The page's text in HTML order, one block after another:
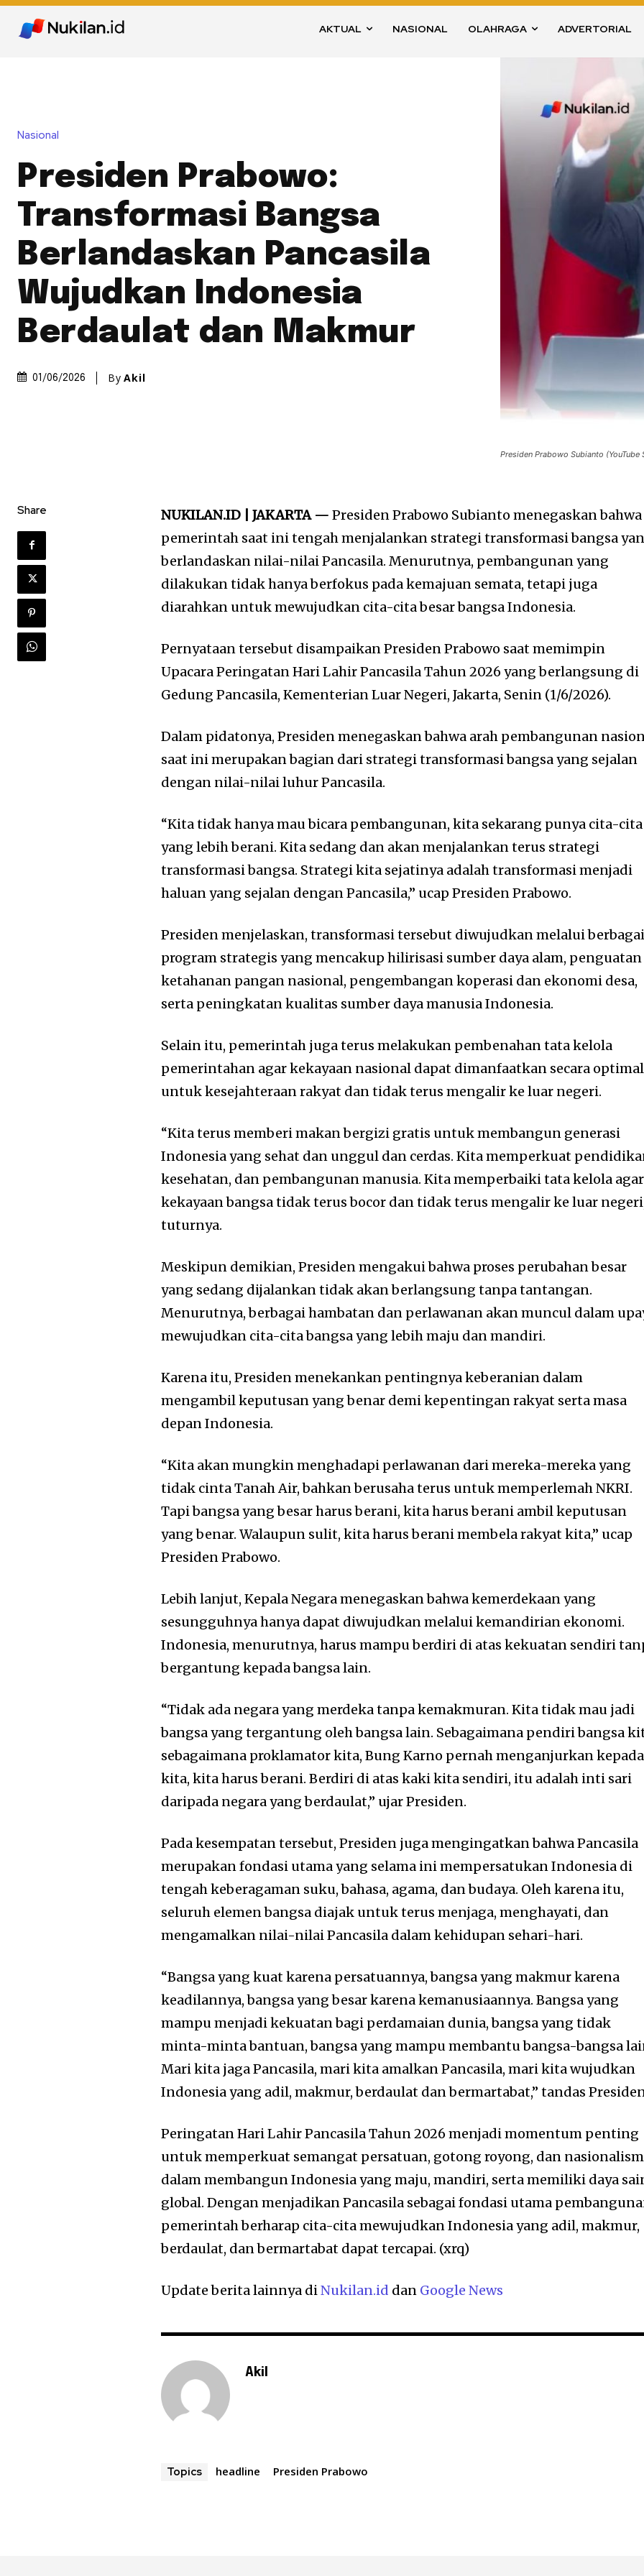
AKTUAL NASIONAL OLAHRAGA ADVERTORIAL
Nasional
Presiden Prabowo:
Transformasi Bangsa
Berlandaskan Pancasila
Wujudkan Indonesia
Berdaulat dan Makmur
01/06/2026 By Akil
Presiden Prabowo Subianto (YouTube
Share NUKILAN.ID | JAKARTA — Presiden Prabowo Subianto menegaskan bahwa
pemerintah saat ini tengah menjalankan strategi transformasi bangsa
berlandaskan nilai-nilai Pancasila. Menurutnya, pembangunan yang
dilakukan tidak hanya berfokus pada kemajuan semata, tetapi juga
diarahkan untuk mewujudkan cita-cita besar bangsa Indonesia.
Pernyataan tersebut disampaikan Presiden Prabowo saat memimpin
Upacara Peringatan Hari Lahir Pancasila Tahun 2026 yang berlangsung di
Gedung Pancasila, Kementerian Luar Negeri, Jakarta, Senin (1/6/2026).
Dalam pidatonya, Presiden menegaskan bahwa arah pembangunan
saat ini merupakan bagian dari strategi transformasi bangsa yang sejalan
dengan nilai-nilai luhur Pancasila.
“Kita tidak hanya mau bicara pembangunan, kita sekarang punya cita-cita
yang lebih berani. Kita sedang dan akan menjalankan terus strategi
transformasi bangsa. Strategi kita sejatinya adalah transformasi menjadi
haluan yang sejalan dengan Pancasila,” ucap Presiden Prabowo.
Presiden menjelaskan, transformasi tersebut diwujudkan melalui
program strategis yang mencakup hilirisasi sumber daya alam, penguatan
ketahanan pangan nasional, pengembangan koperasi dan ekonomi desa,
serta peningkatan kualitas sumber daya manusia Indonesia.
Selain itu, pemerintah juga terus melakukan pembenahan tata kelola
pemerintahan agar kekayaan nasional dapat dimanfaatkan secara optimal
untuk kesejahteraan rakyat dan tidak terus mengalir ke luar negeri.
“Kita terus memberi makan bergizi gratis untuk membangun generasi
Indonesia yang sehat dan unggul dan cerdas. Kita memperkuat
kesehatan, dan pembangunan manusia. Kita memperbaiki tata kelola agar
kekayaan bangsa tidak terus bocor dan tidak terus mengalir ke luar
tuturnya.
Meskipun demikian, Presiden mengakui bahwa proses perubahan besar
yang sedang dijalankan tidak akan berlangsung tanpa tantangan.
Menurutnya, berbagai hambatan dan perlawanan akan muncul dalam
mewujudkan cita-cita bangsa yang lebih maju dan mandiri.
Karena itu, Presiden menekankan pentingnya keberanian dalam
mengambil keputusan yang benar demi kepentingan rakyat serta masa
depan Indonesia.
“Kita akan mungkin menghadapi perlawanan dari mereka-mereka yang
tidak cinta Tanah Air, bahkan berusaha terus untuk memperlemah NKRI.
Tapi bangsa yang besar harus berani, kita harus berani ambil keputusan
yang benar. Walaupun sulit, kita harus berani membela rakyat kita,” ucap
Presiden Prabowo.
Lebih lanjut, Kepala Negara menegaskan bahwa kemerdekaan yang
sesungguhnya hanya dapat diwujudkan melalui kemandirian ekonomi.
Indonesia, menurutnya, harus mampu berdiri di atas kekuatan sendiri
bergantung kepada bangsa lain.
“Tidak ada negara yang merdeka tanpa kemakmuran. Kita tidak mau jadi
bangsa yang tergantung oleh bangsa lain. Sebagaimana pendiri bangsa
sebagaimana proklamator kita, Bung Karno pernah menganjurkan kepada
kita, kita harus berani. Berdiri di atas kaki kita sendiri, itu adalah inti sari
daripada negara yang berdaulat,” ujar Presiden.
Pada kesempatan tersebut, Presiden juga mengingatkan bahwa Pancasila
merupakan fondasi utama yang selama ini mempersatukan Indonesia di
tengah keberagaman suku, bahasa, agama, dan budaya. Oleh karena itu,
seluruh elemen bangsa diajak untuk terus menjaga, menghayati, dan
mengamalkan nilai-nilai Pancasila dalam kehidupan sehari-hari.
“Bangsa yang kuat karena persatuannya, bangsa yang makmur karena
keadilannya, bangsa yang besar karena kemanusiaannya. Bangsa yang
mampu menjadi kekuatan bagi perdamaian dunia, bangsa yang tidak
minta-minta bantuan, bangsa yang mampu membantu bangsa-bangsa
Mari kita jaga Pancasila, mari kita amalkan Pancasila, mari kita wujudkan
Indonesia yang adil, makmur, berdaulat dan bermartabat,” tandas
Peringatan Hari Lahir Pancasila Tahun 2026 menjadi momentum penting
untuk memperkuat semangat persatuan, gotong royong, dan
dalam membangun Indonesia yang maju, mandiri, serta memiliki daya
global. Dengan menjadikan Pancasila sebagai fondasi utama
pemerintah berharap cita-cita mewujudkan Indonesia yang adil, makmur,
berdaulat, dan bermartabat dapat tercapai. (xrq)
Update berita lainnya diNukilan.id dan Google News
Akil
Topics headline Presiden Prabowo